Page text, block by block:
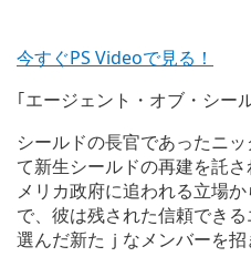
今すぐPS Videoで見る！
｢エージェント・オブ・シ
シールドの長官であったニ
て新生シールドの再建を託
メリカ政府に追われる立場
で、彼は残された信頼でき
選んだ新たｊなメンバーを招